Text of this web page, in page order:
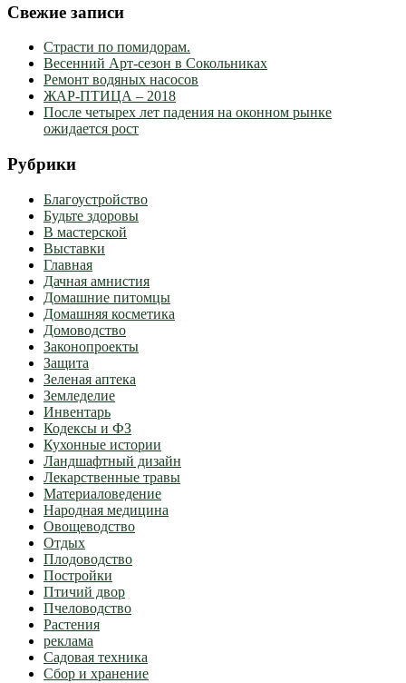
Свежие записи
Страсти по помидорам.
Весенний Арт-сезон в Сокольниках
Ремонт водяных насосов
ЖАР-ПТИЦА – 2018
После четырех лет падения на оконном рынке
ожидается рост
Рубрики
Благоустройство
Будьте здоровы
В мастерской
Выставки
Главная
Дачная амнистия
Домашние питомцы
Домашняя косметика
Домоводство
Законопроекты
Защита
Зеленая аптека
Земледелие
Инвентарь
Кодексы и ФЗ
Кухонные истории
Ландшафтный дизайн
Лекарственные травы
Материаловедение
Народная медицина
Овощеводство
Отдых
Плодоводство
Постройки
Птичий двор
Пчеловодство
Растения
реклама
Садовая техника
Сбор и хранение